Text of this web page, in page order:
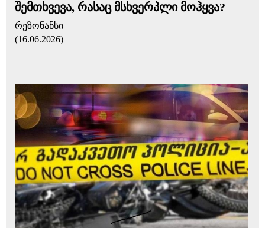
შემთხვევა, რასაც მსხვერპლი მოჰყვა?
რეზონანსი
(16.06.2026)